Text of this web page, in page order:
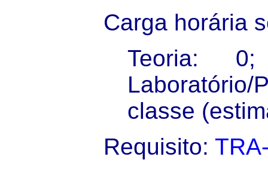
Carga horária
Teoria: 0
Laboratório/
classe
Requisito: